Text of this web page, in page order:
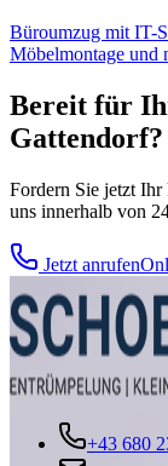
Büroumzug mit IT-
Möbelmontage und
Bereit für
Gattendorf?
Fordern Sie jetzt Ihr
uns innerhalb von
Jetzt anrufen
+43 680